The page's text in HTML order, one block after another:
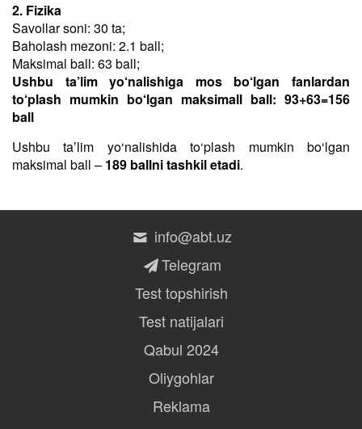
2. Fizika
Savollar soni: 30 ta;
Baholash mezoni: 2.1 ball;
Maksimal ball: 63 ball;
Ushbu ta’lim yo‘nalishiga mos bo‘lgan fanlardan
to‘plash mumkin bo‘lgan maksimall ball: 93+63=156
ball
Ushbu taʼlim yo‘nalishida to‘plash mumkin bo‘lgan
maksimal ball – 189 ballni tashkil etadi.
info@abt.uz
Telegram
Test topshirish
Test natijalari
Qabul 2024
Oliygohlar
Reklama